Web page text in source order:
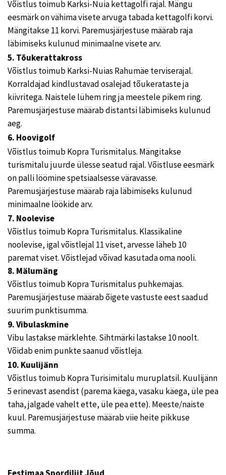
Võistlus toimub Karksi-Nuia kettagolfi rajal. Mängu
eesmärk on vähima visete arvuga tabada kettagolfi korvi.
Mängitakse 11 korvi. Paremusjärjestuse määrab raja
läbimiseks kulunud minimaalne visete arv.
5. Tõukerattakross
Võistlus toimub Karksi-Nuias Rahumäe terviserajal.
Korraldajad kindlustavad osalejad tõukerataste ja
kiivritega. Naistele lühem ring ja meestele pikem ring.
Paremusjärjestuse määrab distantsi läbimiseks kulunud
aeg.
6. Hoovigolf
Võistlus toimub Kopra Turismitalus. Mängitakse
turismitalu juurde ülesse seatud rajal. Võistluse eesmärk
on palli löömine spetsiaalsesse väravasse.
Paremusjärjestuse määrab raja läbimiseks kulunud
minimaalne löökide arv.
7. Noolevise
Võistlus toimub Kopra Turismitalus. Klassikaline
noolevise, igal võistlejal 11 viset, arvesse läheb 10
paremat viset. Võistlejad võivad kasutada oma nooli.
8. Mälumäng
Võistlus toimub Kopra Turismitalus puhkemajas.
Paremusjärjestuse määrab õigete vastuste eest saadud
suurim punktisumma.
9. Vibulaskmine
Vibu lastakse märklehte. Sihtmärki lastakse 10 noolt.
Võidab enim punkte saanud võistleja.
10. Kuulijänn
Võistlus toimub Kopra Turisimitalu muruplatsil. Kuulijänn
5 erinevast asendist (parema käega, vasaku käega, üle pea
taha, jalgade vahelt ette, üle pea ette). Meeste/naiste
kuul. Paremusjärjestuse määrab viie heite pikkuse
summa.
Eestimaa Spordiliit Jõud